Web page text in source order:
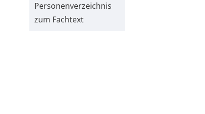
Personen­verzeichnis
zum Fachtext